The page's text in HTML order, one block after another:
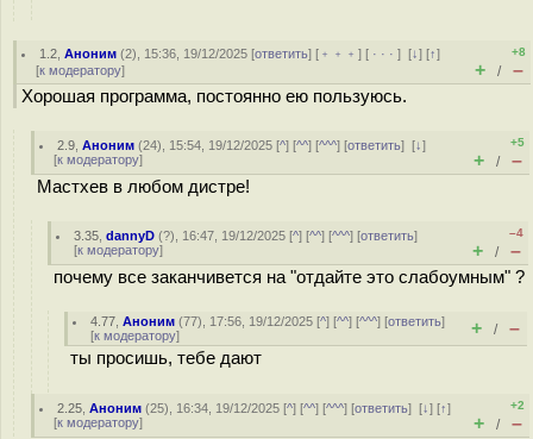
1.2 ,Аноним (2), 15:36, 19/12/2025 [ответить] [ ﹢﹢﹢] [ · · ·][↓] [↑]
[к модератору]
+8
+ / –
Хорошая программа, постоянно ею пользуюсь.
2.9 ,Аноним (24), 15:54, 19/12/2025 [^] [^^] [^^^] [ответить][↓]
[к модератору]
+5
+ / –
Мастхев в любом дистре!
3.35 ,dannyD (?), 16:47, 19/12/2025 [^] [^^] [^^^] [ответить]
[к модератору]
–4
+ / –
почему все заканчивется на "отдайте это слабоумным" ?
4.77 ,Аноним (77), 17:56, 19/12/2025 [^] [^^] [^^^] [ответить]
[к модератору] + / –
ты просишь, тебе дают
2.25 ,Аноним (25), 16:34, 19/12/2025 [^] [^^] [^^^] [ответить][↓] [↑]
[к модератору]
+2
+ / –